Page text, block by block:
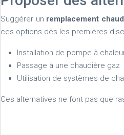
Suggérer un remplacement
ces options dès les premières
Installation de pompe à
Passage à une chaudière gaz
Utilisation de systèmes de
Ces alternatives ne font pas que